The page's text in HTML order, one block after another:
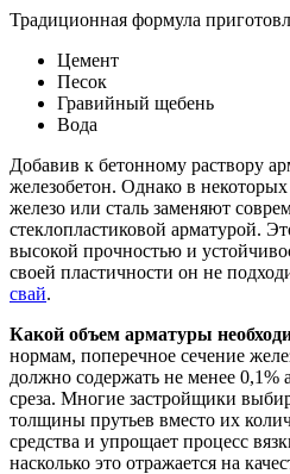
Традиционная формула
Цемент
Песок
Гравийный щебень
Вода
Добавив к бетонному раствору
железобетон. Однако в
железо или сталь заменяют
стеклопластиковой арматурой.
высокой прочностью и
своей пластичности он не
свай.
Какой объем арматуры
нормам, поперечное сечение
должно содержать не менее
среза. Многие застройщики
толщины прутьев вместо их
средства и упрощает процесс
насколько это отражается на